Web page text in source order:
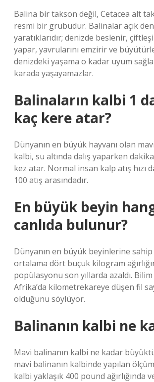
Balina bir takson değil, Cetacea alt
resmi bir grubudur. Balinalar açık
yaratıklarıdır; denizde beslenir,
yapar, yavrularını emzirir ve
denizdeki yaşama o kadar uyum
karada yaşayamazlar.
Balinaların kalbi 1
kaç kere atar?
Dünyanın en büyük hayvanı olan
kalbi, su altında dalış yaparken
kez atar. Normal insan kalp atış hızı
100 atış arasındadır.
En büyük beyin
canlıda bulunur?
Dünyanın en büyük beyinlerine
ortalama dört buçuk kilogram
popülasyonu son yıllarda azaldı.
Afrika’da kilometrekareye düşen fil
olduğunu söylüyor.
Balinanın kalbi ne
Mavi balinanın kalbi ne kadar
mavi balinanın kalbinde yapılan
kalbi yaklaşık 400 pound ağırlığında